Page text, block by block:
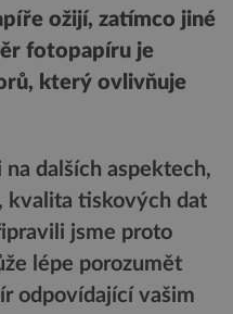
ožijí, zatímco jiné
fotopapíru je
který ovlivňuje
dalších aspektech,
kvalita tiskových dat
jsme proto
e lépe porozumět
odpovídající vašim